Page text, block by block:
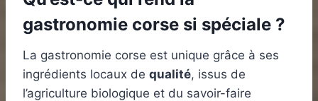
gastronomie corse si spéciale ?
La gastronomie corse est unique grâce à ses
ingrédients locaux de qualité, issus de
l’agriculture biologique et du savoir-faire